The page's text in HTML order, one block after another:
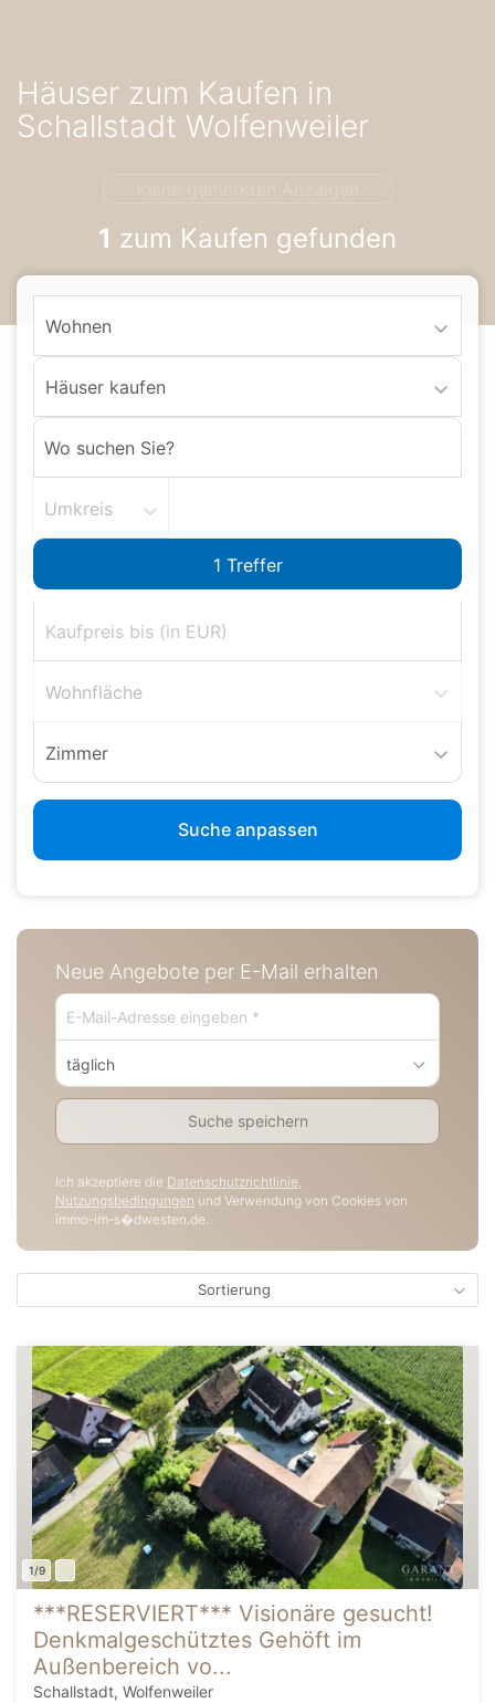
zur
Navigation
zum
Häuser zum Kaufen in
Schallstadt Wolfenweiler
1 zum Kaufen gefunden
Wohnen
Häuser kaufen
Umkreis
Wohnfläche
Zimmer
Suche anpassen
Neue Angebote per E-Mail erhalten
täglich
Suche speichern
Ich akzeptiere die Datenschutzrichtlinie,
Nutzungsbedingungen und Verwendung von Cookies von
immo-im-s�dwesten.de.
Sortierung
1/9
***RESERVIERT*** Visionäre gesucht!
Denkmalgeschütztes Gehöft im
Außenbereich vo...
Schallstadt, Wolfenweiler